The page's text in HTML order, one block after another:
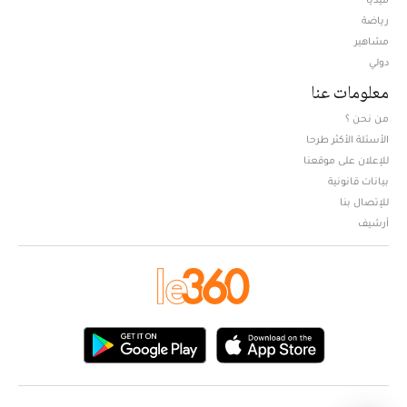
رياضة
مشاهير
دولي
معلومات عنا
من نحن ؟
الأسئلة الأكثر طرحا
للإعلان على موقعنا
بيانات قانونية
للإتصال بنا
أرشيف